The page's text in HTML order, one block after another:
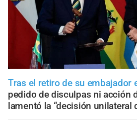
Tras el retiro de su embajador
pedido de disculpas ni acción
lamentó la “decisión unilateral